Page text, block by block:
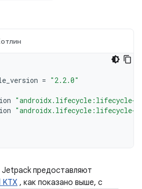
= "2.2.0"
"androidx.lifecycle:lifecycle-
"androidx.lifecycle:lifecycle-
предоставляют
KTX, как показано выше, с